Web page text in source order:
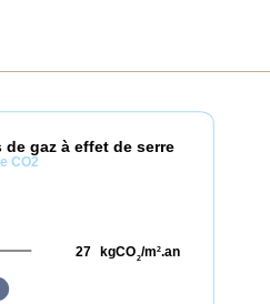
gaz à effet de serre
CO2
kgCO2/m2.an
27